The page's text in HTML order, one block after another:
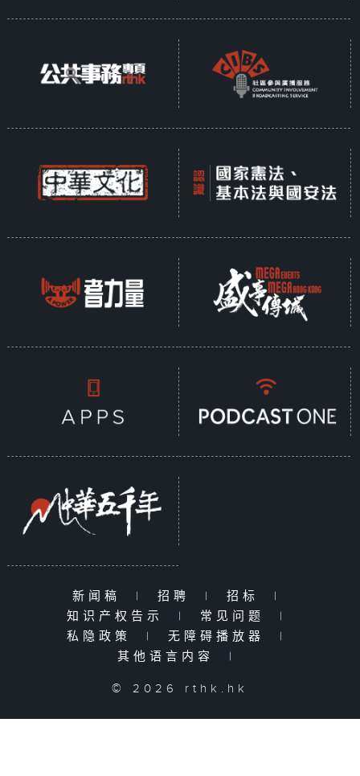
新闻稿 | 招聘 | 招标
|
知识产权告示
| 常见问题
|
私隐政策
| 无障碍播放器
|
其他语言内容
|
© 2026 rthk.hk